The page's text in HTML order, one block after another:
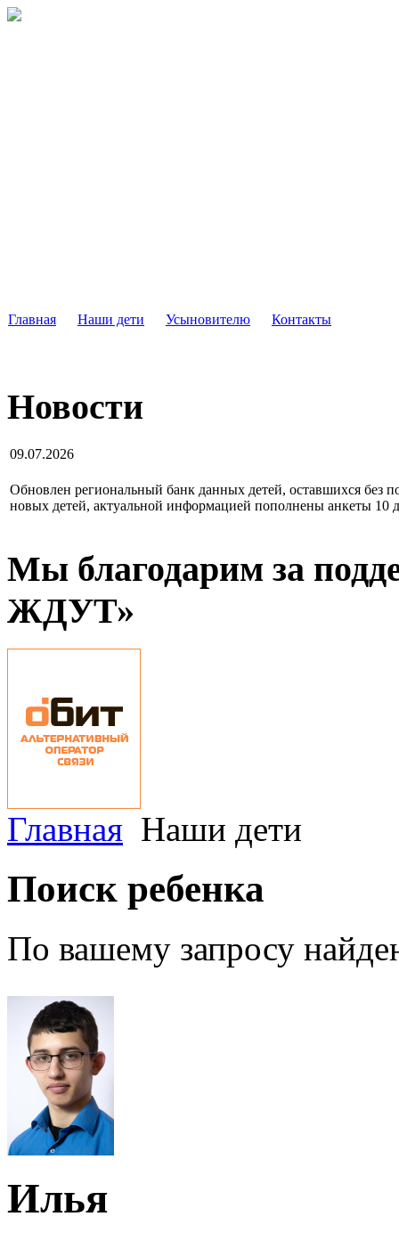
Главная Наши дети Усыновителю Контакты
Новости
09.07.2026
Обновлен региональный банк данных детей, оставшихся без
новых детей, актуальной информацией пополнены анкеты
Мы благодарим за
ЖДУТ»
Главная Наши дети
Поиск ребенка
По вашему запросу
Илья